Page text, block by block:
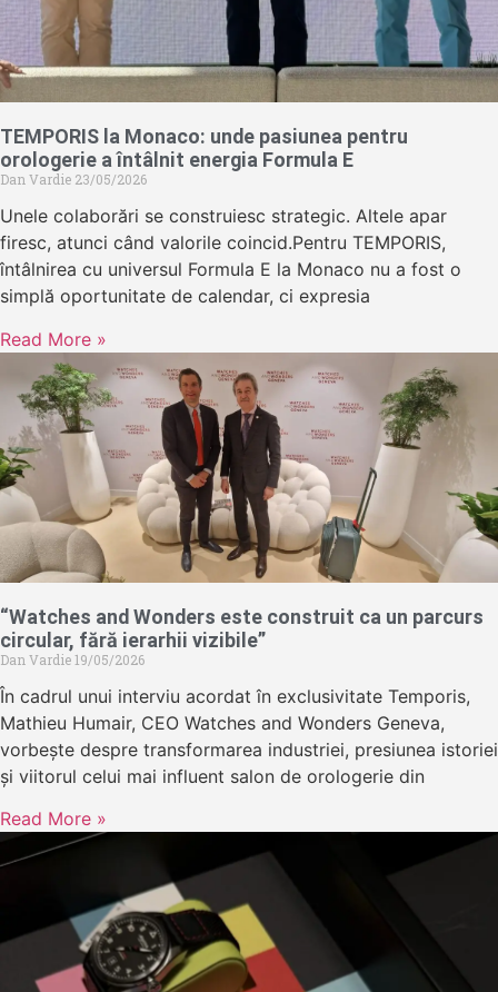
TEMPORIS la Monaco: unde pasiunea pentru
orologerie a întâlnit energia Formula E
Dan Vardie 23/05/2026
Unele colaborări se construiesc strategic. Altele apar
firesc, atunci când valorile coincid.Pentru TEMPORIS,
întâlnirea cu universul Formula E la Monaco nu a fost o
simplă oportunitate de calendar, ci expresia
Read More »
“Watches and Wonders este construit ca un parcurs
circular, fără ierarhii vizibile”
Dan Vardie19/05/2026
În cadrul unui interviu acordat în exclusivitate Temporis,
Mathieu Humair, CEO Watches and Wonders Geneva,
vorbește despre transformarea industriei, presiunea istoriei
și viitorul celui mai influent salon de orologerie din
Read More »